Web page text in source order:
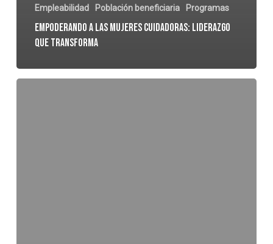
Empleabilidad Población beneficiaria Programas
Empoderando a las Mujeres Cuidadoras: Liderazgo
que transforma